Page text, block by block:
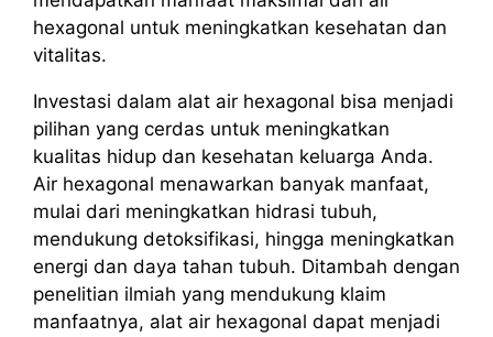
hexagonal untuk meningkatkan kesehatan dan
vitalitas.
Investasi dalam alat air hexagonal bisa menjadi
pilihan yang cerdas untuk meningkatkan
kualitas hidup dan kesehatan keluarga Anda.
Air hexagonal menawarkan banyak manfaat,
mulai dari meningkatkan hidrasi tubuh,
mendukung detoksifikasi, hingga meningkatkan
energi dan daya tahan tubuh. Ditambah dengan
penelitian ilmiah yang mendukung klaim
manfaatnya, alat air hexagonal dapat menjadi